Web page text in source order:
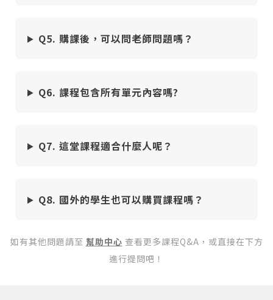
或 或
按下註冊即代表你同意我們的使用者條款與隱私權政
策。
Q5. 購課後，可以問老師問題嗎？
Q6. 課程包含所有單元內容嗎?
Q7. 這堂課程適合什麼人呢？
Q8. 國外的學生也可以購買課程嗎？
如有其他問題請至 幫助中心 查看更多課程Q&A，或直接在下方
進行提問吧！